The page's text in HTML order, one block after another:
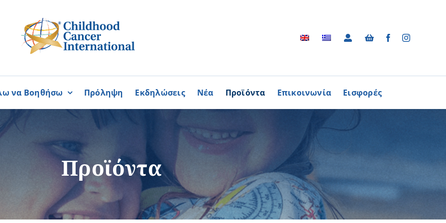
Παγκύπρια Συμμαχία Σπάνιων Παθήσεων
Παγκύπριο Συντονιστικό Συμβούλιο Εθελοντισμού
Ομοσπονδία Συνδέσμων Ασθενών Κύπρου
Φλόγα Ελλάδος
Φωτογραφικό Αρχείο
Βίντεο
Ραδιοφωνικές Διαφημίσεις
Διαφημίσεις / Φυλλάδια
Τα Τραγούδια
να Βοηθήσω
ΓΙΝΟΜΑΙ
Περισσότερα
ΓΙΝΟΜΑΙ
ΕΘΕΛΟΝΤΗΣ
Περισσότερα
ΑΓΟΡΑΖΩ
ΠΡΟΙΟΝΤΑ
Περισσότερα
Πρόληψη Εκδηλώσεις Νέα Προϊόντα Επικοινωνία Εισφορές
Προϊόντα